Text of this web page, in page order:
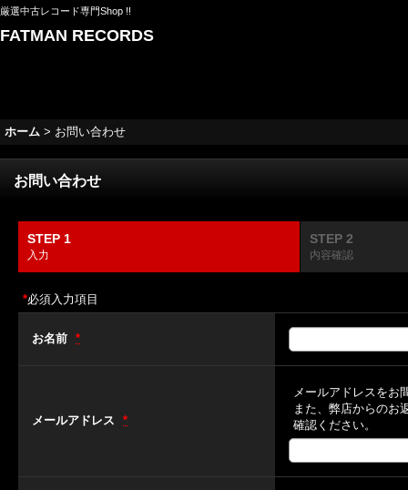
厳選中古レコード専門Shop !!
FATMAN RECORDS
ホーム > お問い合わせ
お問い合わせ
STEP 1
入力
STEP 2
内容確認
*必須入力項目
お名前 *
メールアドレス *
メールアドレスをお
また、弊店からのお
確認ください。